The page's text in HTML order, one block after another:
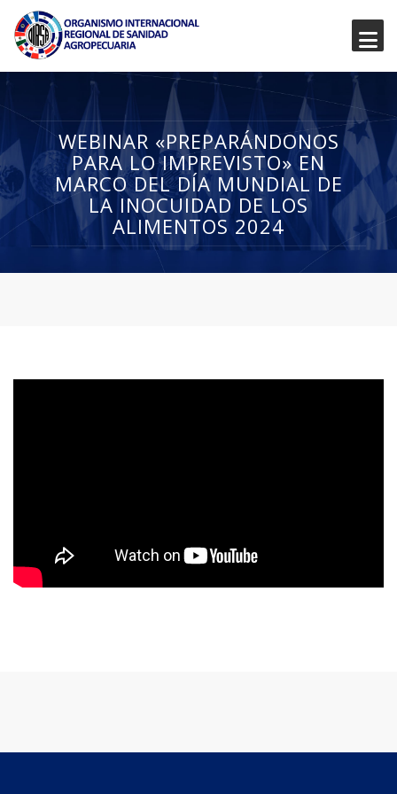
WEBINAR «PREPARÁNDONOS
PARA LO IMPREVISTO» EN
MARCO DEL DÍA MUNDIAL DE
LA INOCUIDAD DE LOS
ALIMENTOS 2024